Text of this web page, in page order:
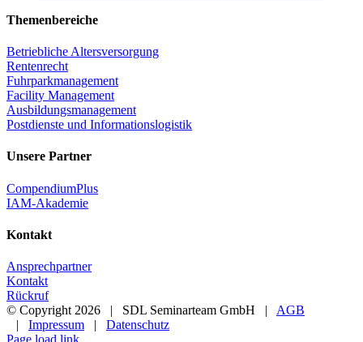
Themenbereiche
Betriebliche Altersversorgung
Rentenrecht
Fuhrparkmanagement
Facility Management
Ausbildungsmanagement
Postdienste und Informationslogistik
Unsere Partner
CompendiumPlus
IAM-Akademie
Kontakt
Ansprechpartner
Kontakt
Rückruf
© Copyright 2026 | SDL Seminarteam GmbH | AGB
| Impressum | Datenschutz
Xing
LinkedIn